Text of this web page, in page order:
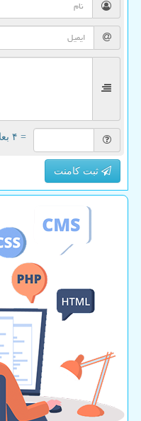
= ۴ بعلاوه ۲
ثبت کامنت